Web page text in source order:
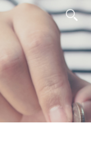
Buscar